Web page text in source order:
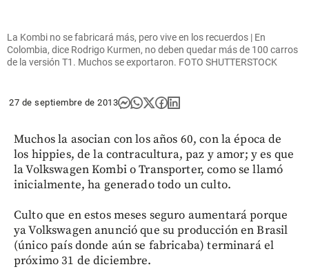
La Kombi no se fabricará más, pero vive en los recuerdos | En
Colombia, dice Rodrigo Kurmen, no deben quedar más de 100 carros
de la versión T1. Muchos se exportaron. FOTO SHUTTERSTOCK
27 de septiembre de 2013
Muchos la asocian con los años 60, con la época de
los hippies, de la contracultura, paz y amor; y es que
la Volkswagen Kombi o Transporter, como se llamó
inicialmente, ha generado todo un culto.
Culto que en estos meses seguro aumentará porque
ya Volkswagen anunció que su producción en Brasil
(único país donde aún se fabricaba) terminará el
próximo 31 de diciembre.